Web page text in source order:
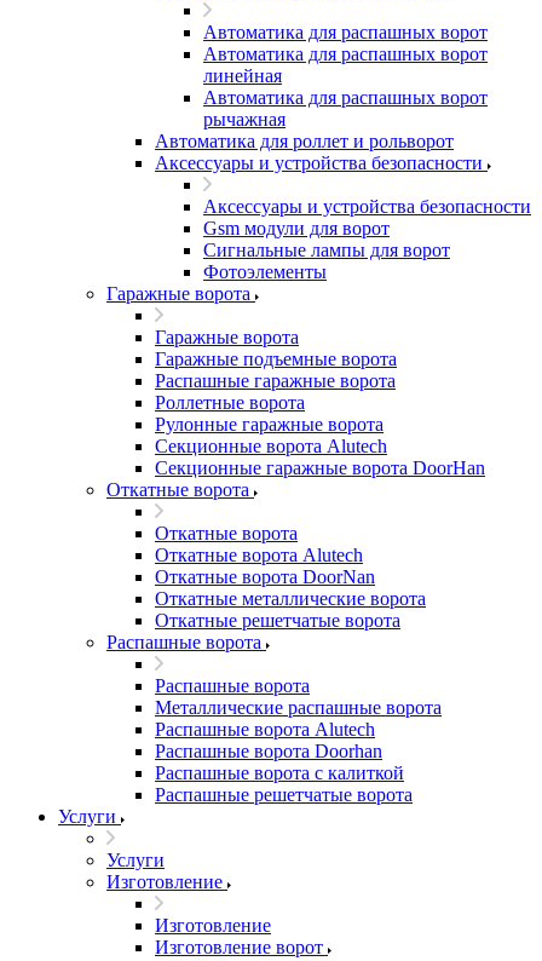
Автоматика для распашных ворот
Автоматика для распашных ворот
линейная
Автоматика для распашных ворот
рычажная
Автоматика для роллет и рольворот
Аксессуары и устройства безопасности
Аксессуары и устройства безопасности
Gsm модули для ворот
Сигнальные лампы для ворот
Фотоэлементы
Гаражные ворота
Гаражные ворота
Гаражные подъемные ворота
Распашные гаражные ворота
Роллетные ворота
Рулонные гаражные ворота
Секционные ворота Alutech
Секционные гаражные ворота DoorHan
Откатные ворота
Откатные ворота
Откатные ворота Alutech
Откатные ворота DoorNan
Откатные металлические ворота
Откатные решетчатые ворота
Распашные ворота
Распашные ворота
Металлические распашные ворота
Распашные ворота Alutech
Распашные ворота Doorhan
Распашные ворота с калиткой
Распашные решетчатые ворота
Услуги
Услуги
Изготовление
Изготовление
Изготовление ворот